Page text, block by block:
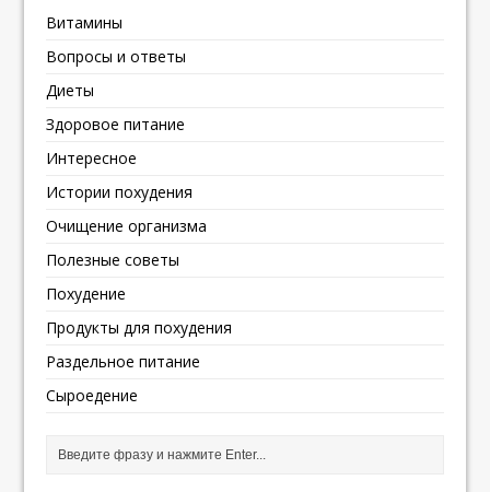
Витамины
Вопросы и ответы
Диеты
Здоровое питание
Интересное
Истории похудения
Очищение организма
Полезные советы
Похудение
Продукты для похудения
Раздельное питание
Сыроедение